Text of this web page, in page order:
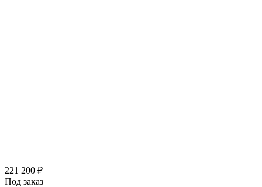
221 200 ₽
Под заказ